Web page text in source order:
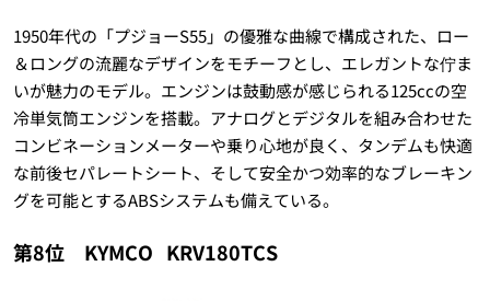
1950年代の「プジョーS55」の優雅な曲線で構成された、ロー
＆ロングの流麗なデザインをモチーフとし、エレガントな佇ま
いが魅力のモデル。エンジンは鼓動感が感じられる125ccの空
冷単気筒エンジンを搭載。アナログとデジタルを組み合わせた
コンビネーションメーターや乗り心地が良く、タンデムも快適
な前後セパレートシート、そして安全かつ効率的なブレーキン
グを可能とするABSシステムも備えている。
第8位 KYMCO KRV180TCS